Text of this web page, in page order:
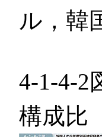
ル，韓
4-1-4-2
構成比